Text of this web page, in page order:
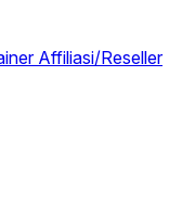
Affiliasi/Reseller